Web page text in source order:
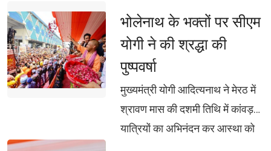
घुसपैठियों और अपात्र मतदाताओं पर
लगेगी रोक
भोलेनाथ के भक्तों पर सीएम
योगी ने की श्रद्धा की
पुष्पवर्षा
मुख्यमंत्री योगी आदित्यनाथ ने मेरठ में
श्रावण मास की दशमी तिथि में कांवड़
यात्रियों का अभिनंदन कर आस्था को